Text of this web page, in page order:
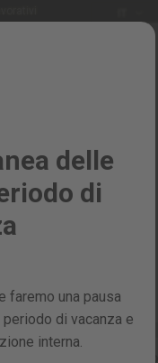
delle
di
faremo una pausa
di vacanza e
interna.